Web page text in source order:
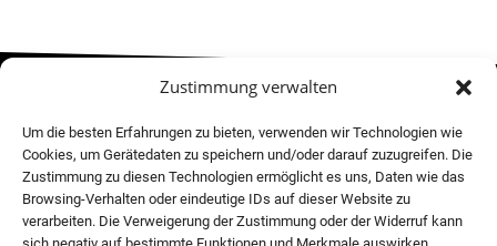
Zustimmung verwalten
Um die besten Erfahrungen zu bieten, verwenden wir Technologien wie
Cookies, um Gerätedaten zu speichern und/oder darauf zuzugreifen. Die
Zustimmung zu diesen Technologien ermöglicht es uns, Daten wie das
Browsing-Verhalten oder eindeutige IDs auf dieser Website zu
verarbeiten. Die Verweigerung der Zustimmung oder der Widerruf kann